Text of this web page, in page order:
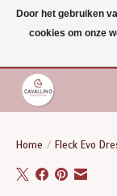
Gratis verzending vanaf
dezelfde dag verzonden |
Home / Fleck Evo
Door het gebruiken
cookies om onze